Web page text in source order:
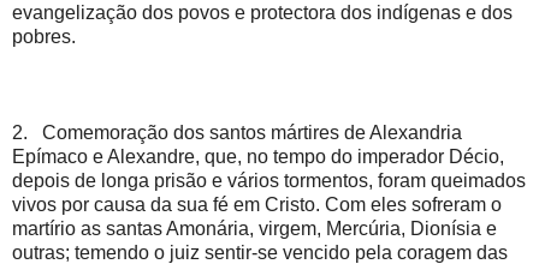
evangelização dos povos e protectora dos indígenas e dos
pobres.
2. Comemoração dos santos mártires de Alexandria
Epímaco e Alexandre, que, no tempo do imperador Décio,
depois de longa prisão e vários tormentos, foram queimados
vivos por causa da sua fé em Cristo. Com eles sofreram o
martírio as santas Amonária, virgem, Mercúria, Dionísia e
outras; temendo o juiz sentir-se vencido pela coragem das